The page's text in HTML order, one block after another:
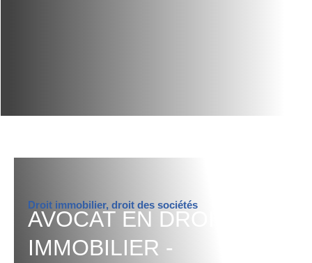
Droit immobilier, droit des sociétés
AVOCAT EN DROIT
IMMOBILIER -